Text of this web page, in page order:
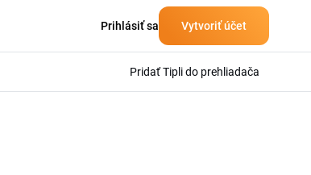
Prihlásiť sa Vytvoriť účet
Pridať Tipli do prehliadača